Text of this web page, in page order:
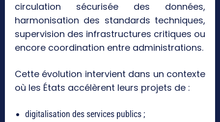
circulation sécurisée des données,
harmonisation des standards techniques,
supervision des infrastructures critiques ou
encore coordination entre administrations.
Cette évolution intervient dans un contexte
où les États accélèrent leurs projets de :
digitalisation des services publics ;